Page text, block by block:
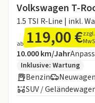
Volkswagen T-
1.5 TSI R-Line | inkl.
ab 119,00 €zzgl.
Angebotsdetails:
Inklusive Laufleistung
10.000 km/Jahr
Zusätzliche
Inklusive: Wartung
Benzin Neuwagen
SUV /